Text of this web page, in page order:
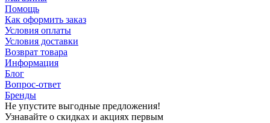
Помощь
Как оформить заказ
Условия оплаты
Условия доставки
Возврат товара
Информация
Блог
Вопрос-ответ
Бренды
Не упустите выгодные предложения!
Узнавайте о скидках и акциях первым